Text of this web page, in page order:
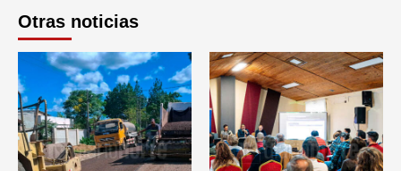
Otras noticias